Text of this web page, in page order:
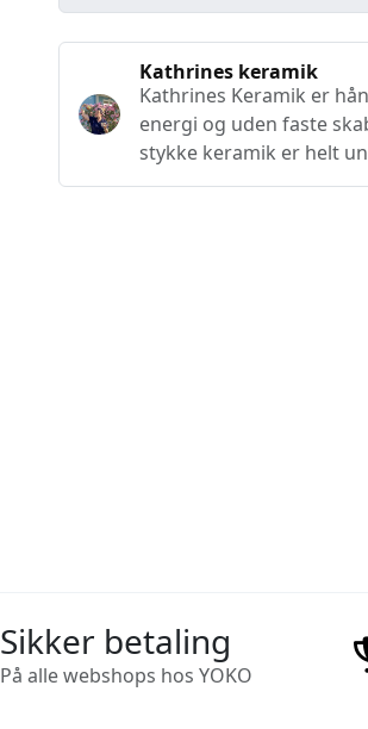
Kathrines keramik
Kathrines Keramik er
energi og uden faste
stykke keramik er helt
Sikker betaling
På alle webshops hos YOKO